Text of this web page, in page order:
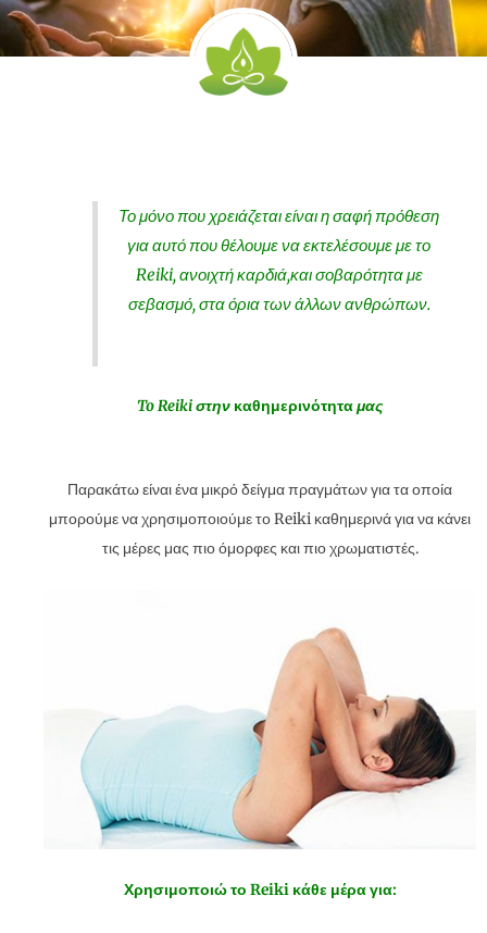
Το μόνο που χρειάζεται είναι η σαφή πρόθεση
για αυτό που θέλουμε να εκτελέσουμε με το
Reiki, ανοιχτή καρδιά,και σοβαρότητα με
σεβασμό, στα όρια των άλλων ανθρώπων.
To Reiki στην καθημερινότηταμας
Παρακάτω είναι ένα μικρό δείγμα πραγμάτων για τα οποία
μπορούμε να χρησιμοποιούμε το Reiki καθημερινά για να κάνει
τις μέρες μας πιο όμορφες και πιο χρωματιστές.
Χρησιμοποιώ το Reiki κάθε μέρα για: